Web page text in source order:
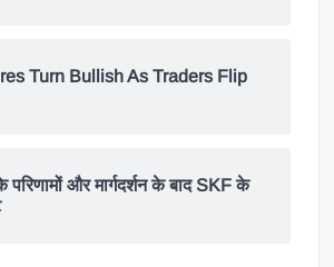
Turn Bullish As Traders Flip
परिणामों और मार्गदर्शन के बाद SKF के